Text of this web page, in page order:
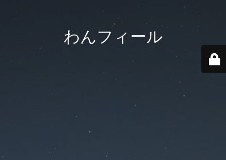
わんフィール